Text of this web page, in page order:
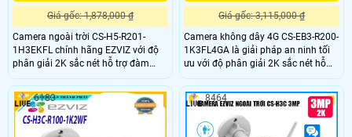
Giá gốc: 1,878,000 ₫
Camera ngoài trời CS-H5-R201-
1H3EKFL chính hãng EZVIZ với độ
phân giải 2K sắc nét hỗ trợ đàm
thoại hai chiều và phát hiện thông
minh với cảnh báo bằng còi và đèn
chớp. Với hồng ngoại 30m đèn trợ
sáng 20m camera mang đến hình
ảnh ban đêm có màu chân thực.
Giá gốc: 3,115,000 ₫
Camera không dây 4G CS-EB3-R200-
1K3FL4GA là giải pháp an ninh tối
ưu với độ phân giải 2K sắc nét hỗ
trợ nhận diện người và phương tiện
chính xác. Camera nổi bật với khả
năng đàm thoại hai chiều lưu trữ thẻ
nhớ đến 512GB và tích hợp pin sạc
cùng chuẩn IP65 chống bụi nước,
6183 8464